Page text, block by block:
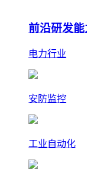
前沿研发能
电力行业
安防监控
工业自动化